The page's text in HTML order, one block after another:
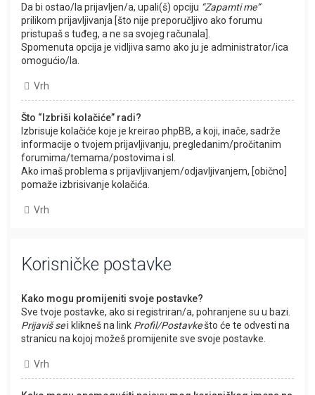
Da bi ostao/la prijavljen/a, upali(š) opciju “Zapamti me”
prilikom prijavljivanja [što nije preporučljivo ako forumu
pristupaš s tuđeg, a ne sa svojeg računala].
Spomenuta opcija je vidljiva samo ako ju je administrator/ica
omogućio/la.
Vrh
Što “Izbriši kolačiće” radi?
Izbrisuje kolačiće koje je kreirao phpBB, a koji, inače, sadrže
informacije o tvojem prijavljivanju, pregledanim/pročitanim
forumima/temama/postovima i sl.
Ako imaš problema s prijavljivanjem/odjavljivanjem, [obično]
pomaže izbrisivanje kolačića.
Vrh
Korisničke postavke
Kako mogu promijeniti svoje postavke?
Sve tvoje postavke, ako si registriran/a, pohranjene su u bazi.
Prijaviš sei klikneš na link Profil/Postavkešto će te odvesti na
stranicu na kojoj možeš promijenite sve svoje postavke.
Vrh